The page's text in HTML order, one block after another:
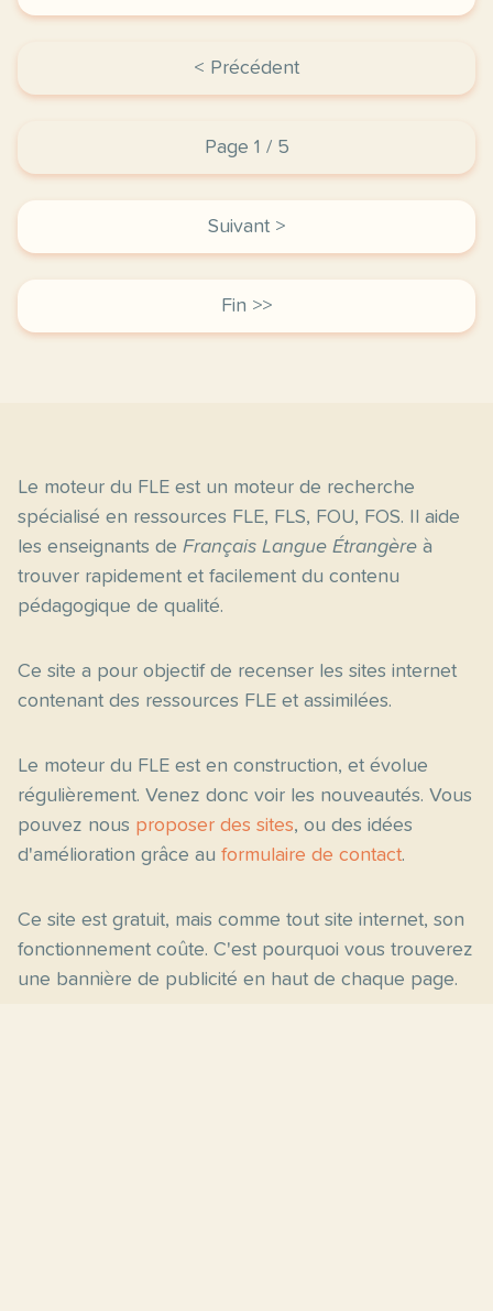
< Précédent
Page 1 / 5
Suivant >
Fin >>
Le moteur du FLE est un moteur de recherche
spécialisé en ressources FLE, FLS, FOU, FOS. Il aide
les enseignants de Français Langue Étrangère à
trouver rapidement et facilement du contenu
pédagogique de qualité.
Ce site a pour objectif de recenser les sites internet
contenant des ressources FLE et assimilées.
Le moteur du FLE est en construction, et évolue
régulièrement. Venez donc voir les nouveautés. Vous
pouvez nous proposer des sites, ou des idées
d'amélioration grâce au formulaire de contact.
Ce site est gratuit, mais comme tout site internet, son
fonctionnement coûte. C'est pourquoi vous trouverez
une bannière de publicité en haut de chaque page.